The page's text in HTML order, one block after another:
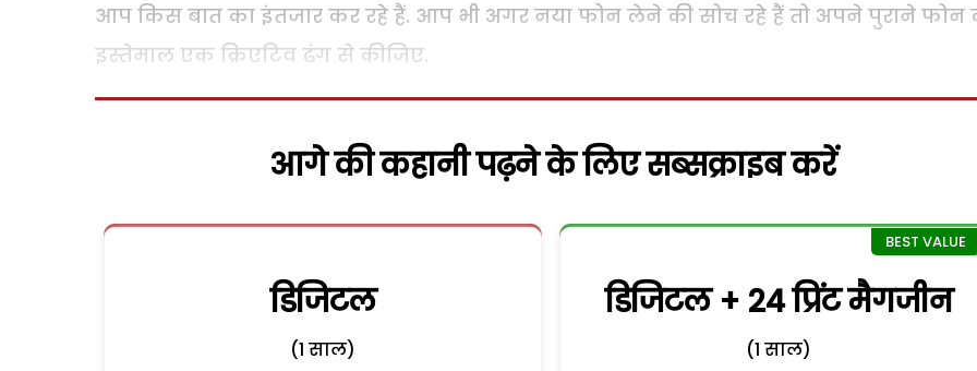
आप किस बात का इंतजार कर रहे हैं. आप भी अगर नया फोन लेने की सोच रहे हैं तो अपने पुराने फोन
इस्तेमाल एक क्रिएटिव ढंग से कीजिए.
आगे की कहानी पढ़ने के लिए सब्सक्राइब करें
डिजिटल
(1 साल)
डिजिटल + 24 प्रिंट मैगजीन
(1 साल)